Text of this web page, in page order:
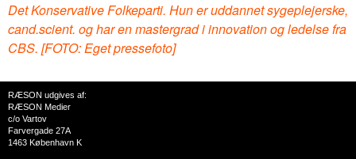
Det Konservative Folkeparti. Hun er uddannet sygeplejerske,
cand.scient. og har en mastergrad i innovation og ledelse fra
CBS. [FOTO: Eget pressefoto]
RÆSON udgives af:
RÆSON Medier
c/o Vartov
Farvergade 27A
1463 København K